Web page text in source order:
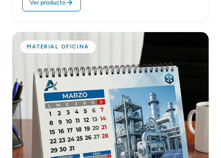
Ver producto
MATERIAL OFICINA